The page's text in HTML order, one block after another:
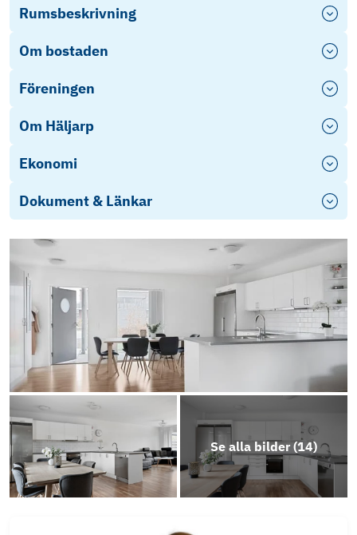
Rumsbeskrivning
Om bostaden
Föreningen
Om Häljarp
Ekonomi
Dokument & Länkar
13048861_1-312-4_2D_print
Photo
Play
Landskrona
Upplev
Landskrona
Photo
Play
Se alla bilder (14)